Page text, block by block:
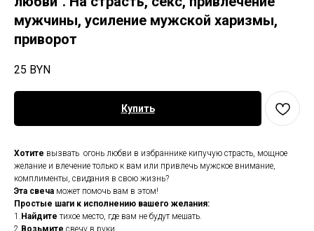
мужчины, усиление мужской харизмы,
приворот
25 BYN
Купить
Хотите вызвать огонь любви в избраннике кипучую страсть, мощное
желание и влечение только к вам или привлечь мужское внимание,
комплименты, свидания в свою жизнь?
Эта свеча может помочь вам в этом!
Простые шаги к исполнению вашего желания:
1. Найдите тихое место, где вам не будут мешать.